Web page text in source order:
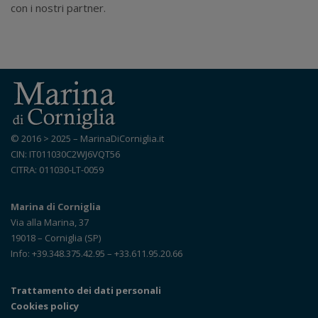
con i nostri partner.
© 2016 > 2025 – MarinaDiCorniglia.it
CIN: IT011030C2WJ6VQT56
CITRA: 011030-LT-0059
Marina di Corniglia
Via alla Marina, 37
19018 – Corniglia (SP)
Info: +39.348.375.42.95 – +33.611.95.20.66
Trattamento dei dati personali
Cookies policy